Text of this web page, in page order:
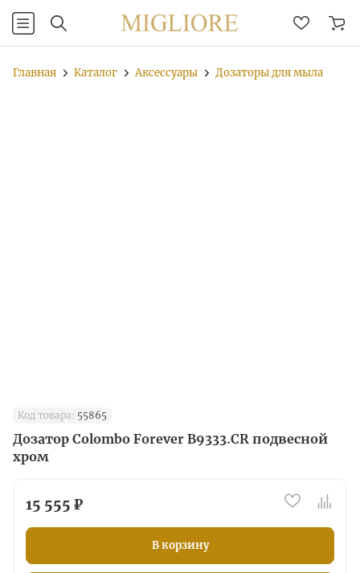
Главная Каталог Аксессуары Дозаторы для мыла
Код товара: 55865
Дозатор Colombo Forever B9333.CR подвесной
хром
15 555 ₽
В корзину